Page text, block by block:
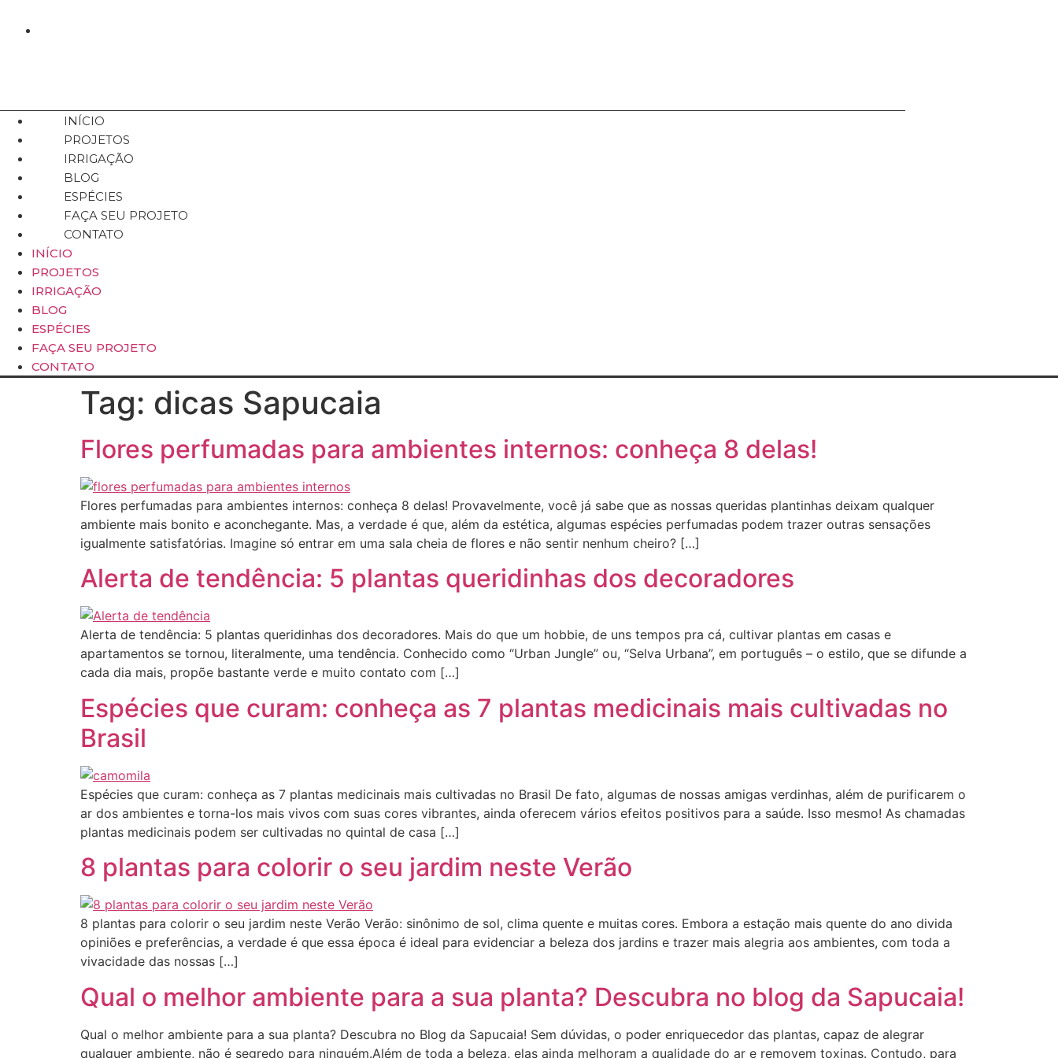
INÍCIO
PROJETOS
IRRIGAÇÃO
BLOG
ESPÉCIES
FAÇA SEU PROJETO
CONTATO
INÍCIO
PROJETOS
IRRIGAÇÃO
BLOG
ESPÉCIES
FAÇA SEU PROJETO
CONTATO
Tag: dicas Sapucaia
Flores perfumadas para ambientes internos: conheça 8 delas!
Flores perfumadas para ambientes internos: conheça 8 delas! Provavelmente, você já sabe que as nossas queridas plantinhas deixam qualquer
ambiente mais bonito e aconchegante. Mas, a verdade é que, além da estética, algumas espécies perfumadas podem trazer outras sensações
igualmente satisfatórias. Imagine só entrar em uma sala cheia de flores e não sentir nenhum cheiro? […]
Alerta de tendência: 5 plantas queridinhas dos decoradores
Alerta de tendência: 5 plantas queridinhas dos decoradores. Mais do que um hobbie, de uns tempos pra cá, cultivar plantas em casas e
apartamentos se tornou, literalmente, uma tendência. Conhecido como “Urban Jungle” ou, “Selva Urbana”, em português – o estilo, que se difunde a
cada dia mais, propõe bastante verde e muito contato com […]
Espécies que curam: conheça as 7 plantas medicinais mais cultivadas no
Brasil
Espécies que curam: conheça as 7 plantas medicinais mais cultivadas no Brasil De fato, algumas de nossas amigas verdinhas, além de purificarem o
ar dos ambientes e torna-los mais vivos com suas cores vibrantes, ainda oferecem vários efeitos positivos para a saúde. Isso mesmo! As chamadas
plantas medicinais podem ser cultivadas no quintal de casa […]
8 plantas para colorir o seu jardim neste Verão
8 plantas para colorir o seu jardim neste Verão Verão: sinônimo de sol, clima quente e muitas cores. Embora a estação mais quente do ano divida
opiniões e preferências, a verdade é que essa época é ideal para evidenciar a beleza dos jardins e trazer mais alegria aos ambientes, com toda a
vivacidade das nossas […]
Qual o melhor ambiente para a sua planta? Descubra no blog da Sapucaia!
Qual o melhor ambiente para a sua planta? Descubra no Blog da Sapucaia! Sem dúvidas, o poder enriquecedor das plantas, capaz de alegrar
qualquer ambiente, não é segredo para ninguém.Além de toda a beleza, elas ainda melhoram a qualidade do ar e removem toxinas. Contudo, para